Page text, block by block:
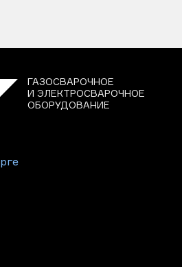
ГАЗОСВАРОЧНОЕ
И ЭЛЕКТРОСВАРОЧНОЕ
ОБОРУДОВАНИЕ